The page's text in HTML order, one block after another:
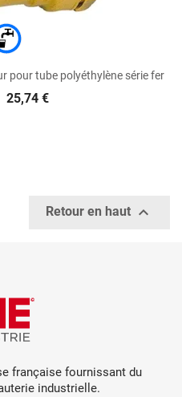
pour tube polyéthylène série fer
25,74 €
Retour en haut 
française fournissant du
industrielle.